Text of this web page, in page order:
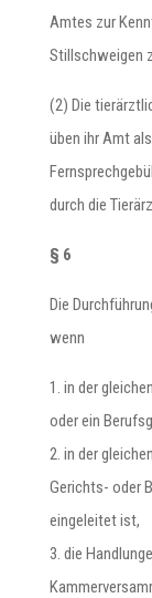
Amtes zur
Stillschweigen
(2) Die
üben ihr Amt
durch die
§ 6
Die
wenn
1. in der
oder ein
2. in der
Gerichts- oder
eingeleitet ist,
3. die